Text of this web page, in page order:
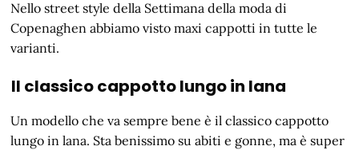
Nello street style della Settimana della moda di
Copenaghen abbiamo visto maxi cappotti in tutte le
varianti.
Il classico cappotto lungo in lana
Un modello che va sempre bene è il classico cappotto
lungo in lana. Sta benissimo su abiti e gonne, ma è super